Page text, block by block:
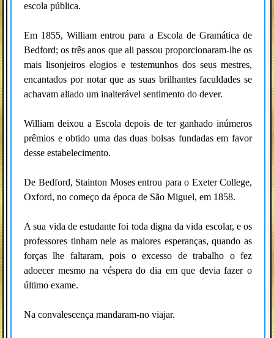
escola pública.
Em 1855, William entrou para a Escola de Gramática de
Bedford; os três anos que ali passou proporcionaram-lhe os
mais lisonjeiros elogios e testemunhos dos seus mestres,
encantados por notar que as suas brilhantes faculdades se
achavam aliado um inalterável sentimento do dever.
William deixou a Escola depois de ter ganhado inúmeros
prêmios e obtido uma das duas bolsas fundadas em favor
desse estabelecimento.
De Bedford, Stainton Moses entrou para o Exeter College,
Oxford, no começo da época de São Miguel, em 1858.
A sua vida de estudante foi toda digna da vida escolar, e os
professores tinham nele as maiores esperanças, quando as
forças lhe faltaram, pois o excesso de trabalho o fez
adoecer mesmo na véspera do dia em que devia fazer o
último exame.
Na convalescença mandaram-no viajar.